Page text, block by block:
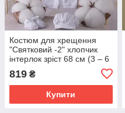
Костюм для хрещення
"Святковий -2" хлопчик
інтерлок зріст 68 см (3 – 6
819 ₴
Купити